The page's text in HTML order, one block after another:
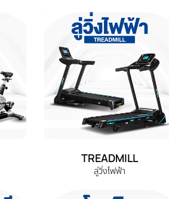
TREADMILL
ลู่วิ่งไฟฟ้า